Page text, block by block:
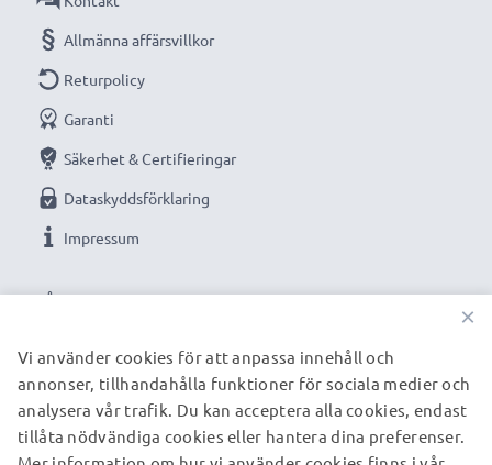
VÅRA BETALNINGSALTERNATIV
Allmänna affärsvillkor
Returpolicy
Garanti
Säkerhet & Certifieringar
Dataskyddsförklaring
Impressum
VÅRA FRAKTPARTNERS
×
Vi använder cookies för att anpassa innehåll och
annonser, tillhandahålla funktioner för sociala medier och
analysera vår trafik. Du kan acceptera alla cookies, endast
tillåta nödvändiga cookies eller hantera dina preferenser.